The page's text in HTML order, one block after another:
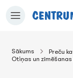
uz
Sākums Preču
Otiņas un